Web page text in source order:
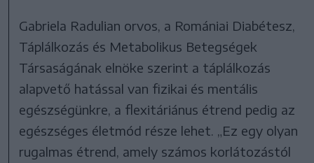
Gabriela Radulian orvos, a Romániai Diabétesz,
Táplálkozás és Metabolikus Betegségek
Társaságának elnöke szerint a táplálkozás
alapvető hatással van fizikai és mentális
egészségünkre, a flexitáriánus étrend pedig az
egészséges életmód része lehet. „Ez egy olyan
rugalmas étrend, amely számos korlátozástól